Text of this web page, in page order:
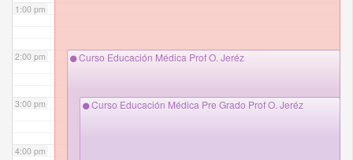
1:00 pm
2:00 pm
3:00 pm
4:00 pm
Curso Educación Médica Prof O. Jeréz
Curso Educación Médica Pre Grado Prof O. Jeréz